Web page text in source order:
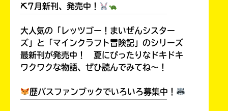
⛏7月新刊、発売中！
大人気の「レッツゴー！まいぜんシスター
ズ」と「マインクラフト冒険記」のシリーズ
最新刊が発売中！ 夏にぴったりなドキドキ
ワクワクな物語、ぜひ読んでみてね～！
歴バスファンブックでいろいろ募集中！